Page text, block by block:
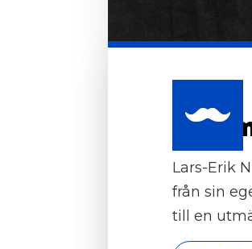
Lars-Erik
från sin
till en